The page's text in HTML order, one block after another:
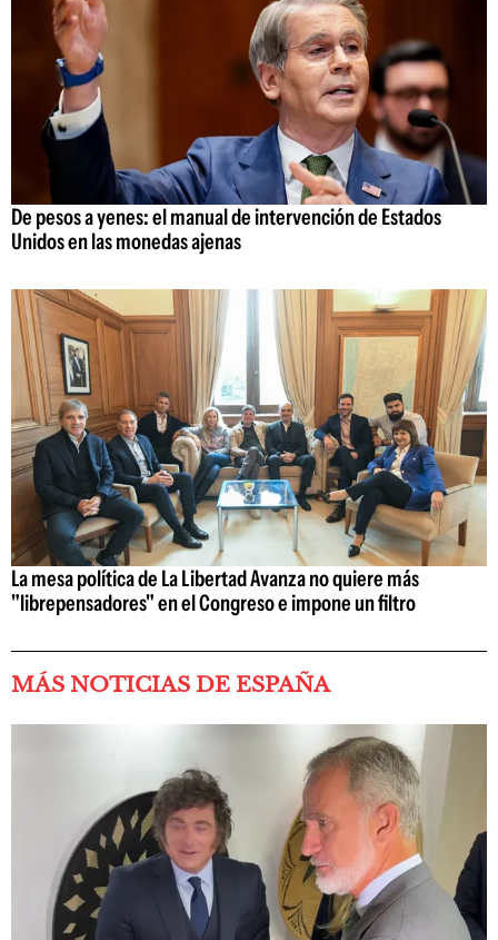
De pesos a yenes: el manual de intervención de Estados
Unidos en las monedas ajenas
La mesa política de La Libertad Avanza no quiere más
"librepensadores" en el Congreso e impone un filtro
MÁS NOTICIAS DE ESPAÑA